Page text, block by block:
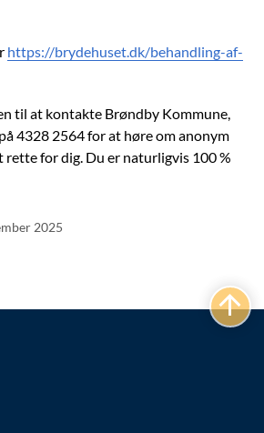
https://brydehuset.dk/behandling-af-
til at kontakte Brøndby Kommune,
4328 2564 for at høre om anonym
for dig. Du er naturligvis 100 %
2025